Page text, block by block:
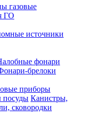
газовые
ГО
источники
фонари
брелоки
приборы
посуды Канистры,
сковородки